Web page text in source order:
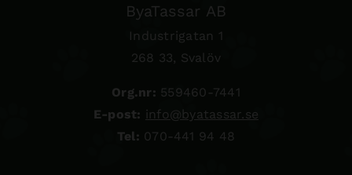
ByaTassar AB
Industrigatan 1
268 33, Svalöv
Org.nr: 559460-7441
E-post: info@byatassar.se
Tel: 070-441 94 48